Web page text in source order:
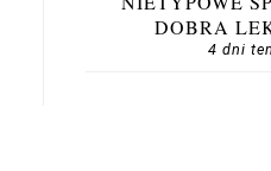
DOBRA
4 dni